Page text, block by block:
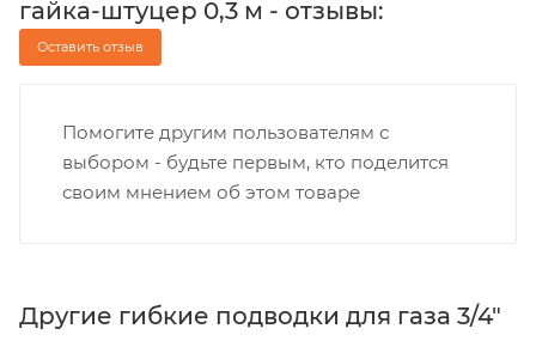
гайка-штуцер 0,3 м - отзывы:
Оставить отзыв
Помогите другим пользователям с
выбором - будьте первым, кто поделится
своим мнением об этом товаре
Другие гибкие подводки для газа 3/4"